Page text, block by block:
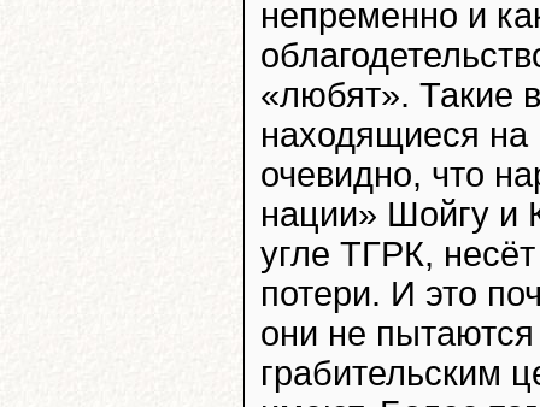
непременно и
«любят». Такие
находящиеся на
очевидно, что
нации» Шойгу и
угле ТГРК,
потери. И это
они не пытаются
грабительским